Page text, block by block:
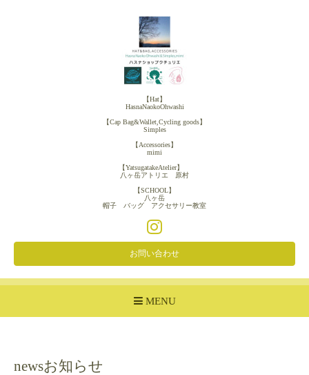
【Hat】
HasnaNaokoOhwashi
【Cap Bag&Wallet,Cycling goods】
Simples
【Accessories】
mimi
【YatsugatakeAtelier】
八ヶ岳アトリエ 原村
【SCHOOL】
八ヶ岳
帽子 バッグ アクセサリー教室
お問い合わせ
MENU
newsお知らせ